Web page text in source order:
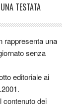
TESTATA
rappresenta una
senza
editoriale ai
contenuto dei